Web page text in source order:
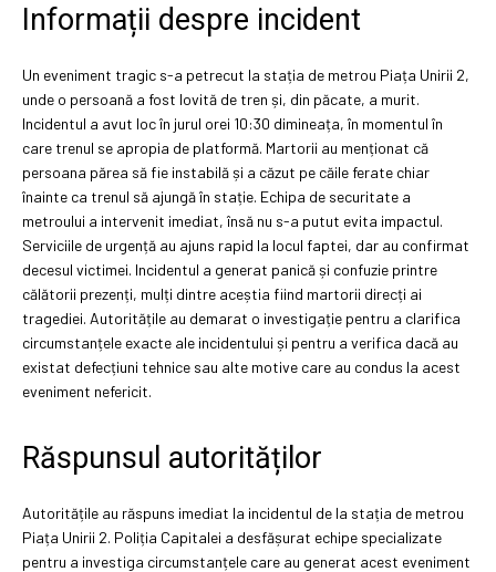
Informații despre incident
Un eveniment tragic s-a petrecut la stația de metrou Piața Unirii 2,
unde o persoană a fost lovită de tren și, din păcate, a murit.
Incidentul a avut loc în jurul orei 10:30 dimineața, în momentul în
care trenul se apropia de platformă. Martorii au menționat că
persoana părea să fie instabilă și a căzut pe căile ferate chiar
înainte ca trenul să ajungă în stație. Echipa de securitate a
metroului a intervenit imediat, însă nu s-a putut evita impactul.
Serviciile de urgență au ajuns rapid la locul faptei, dar au confirmat
decesul victimei. Incidentul a generat panică și confuzie printre
călătorii prezenți, mulți dintre aceștia fiind martorii direcți ai
tragediei. Autoritățile au demarat o investigație pentru a clarifica
circumstanțele exacte ale incidentului și pentru a verifica dacă au
existat defecțiuni tehnice sau alte motive care au condus la acest
eveniment nefericit.
Răspunsul autorităților
Autoritățile au răspuns imediat la incidentul de la stația de metrou
Piața Unirii 2. Poliția Capitalei a desfășurat echipe specializate
pentru a investiga circumstanțele care au generat acest eveniment